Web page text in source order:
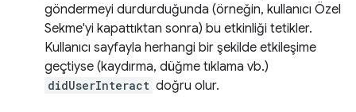
göndermeyi durdurduğunda (örneğin, kullanıcı Özel
Sekme'yi kapattıktan sonra) bu etkinliği tetikler.
Kullanıcı sayfayla herhangi bir şekilde etkileşime
geçtiyse (kaydırma, düğme tıklama vb.)
didUserInteract doğru olur.